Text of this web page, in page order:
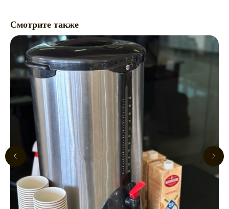
Смотрите также